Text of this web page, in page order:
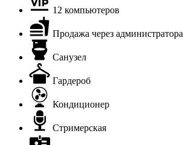
12 компьютеров
Продажа через администратора
Санузел
Гардероб
Кондиционер
Стримерская